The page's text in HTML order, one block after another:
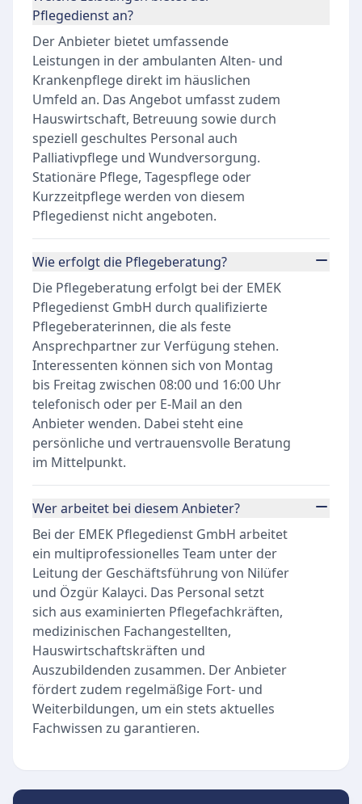
Pflegedienst an?
Der Anbieter bietet umfassende
Leistungen in der ambulanten Alten- und
Krankenpflege direkt im häuslichen
Umfeld an. Das Angebot umfasst zudem
Hauswirtschaft, Betreuung sowie durch
speziell geschultes Personal auch
Palliativpflege und Wundversorgung.
Stationäre Pflege, Tagespflege oder
Kurzzeitpflege werden von diesem
Pflegedienst nicht angeboten.
Wie erfolgt die Pflegeberatung?
Die Pflegeberatung erfolgt bei der EMEK
Pflegedienst GmbH durch qualifizierte
Pflegeberaterinnen, die als feste
Ansprechpartner zur Verfügung stehen.
Interessenten können sich von Montag
bis Freitag zwischen 08:00 und 16:00 Uhr
telefonisch oder per E-Mail an den
Anbieter wenden. Dabei steht eine
persönliche und vertrauensvolle Beratung
im Mittelpunkt.
Wer arbeitet bei diesem Anbieter?
Bei der EMEK Pflegedienst GmbH arbeitet
ein multiprofessionelles Team unter der
Leitung der Geschäftsführung von Nilüfer
und Özgür Kalayci. Das Personal setzt
sich aus examinierten Pflegefachkräften,
medizinischen Fachangestellten,
Hauswirtschaftskräften und
Auszubildenden zusammen. Der Anbieter
fördert zudem regelmäßige Fort- und
Weiterbildungen, um ein stets aktuelles
Fachwissen zu garantieren.